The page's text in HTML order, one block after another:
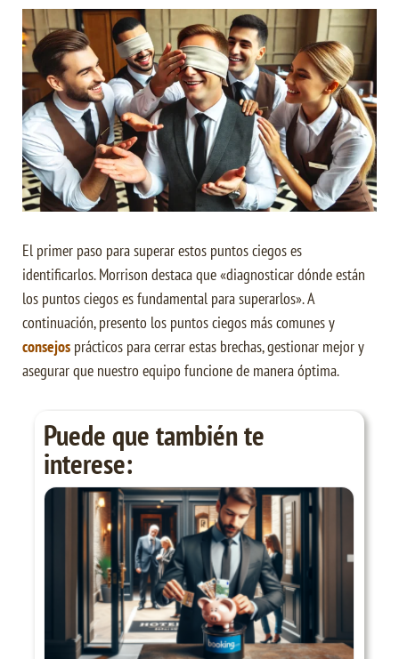
El primer paso para superar estos puntos ciegos es
identificarlos. Morrison destaca que «diagnosticar dónde están
los puntos ciegos es fundamental para superarlos». A
continuación, presento los puntos ciegos más comunes y
consejos prácticos para cerrar estas brechas, gestionar mejor y
asegurar que nuestro equipo funcione de manera óptima.
Puede que también te
interese: